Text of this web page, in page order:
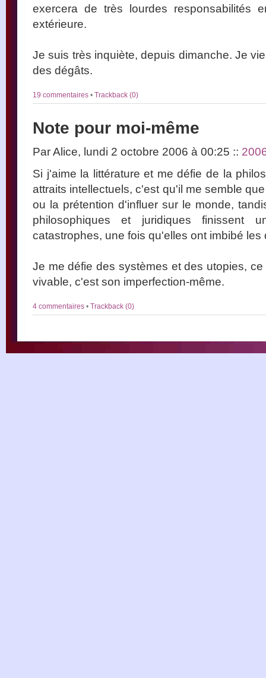
exercera de très lourdes responsabilités
extérieure.
Je suis très inquiète, depuis dimanche. Je
des dégâts.
19 commentaires • Trackback (0)
Note pour moi-même
Par Alice, lundi 2 octobre 2006 à 00:25 ::
Si j'aime la littérature et me défie de la
attraits intellectuels, c'est qu'il me semble
ou la prétention d'influer sur le monde,
philosophiques et juridiques finissent
catastrophes, une fois qu'elles ont imbibé les
Je me défie des systèmes et des utopies,
vivable, c'est son imperfection-même.
4 commentaires • Trackback (0)